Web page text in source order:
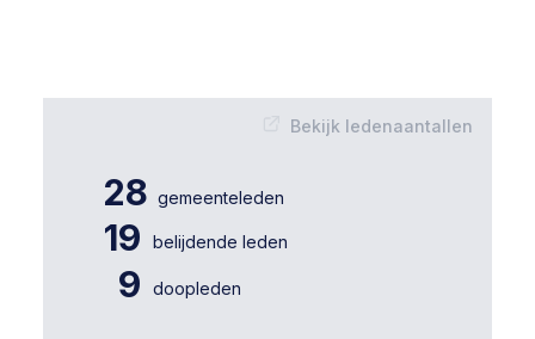
Bekijk ledenaantallen
28 gemeenteleden
19 belijdende leden
9 doopleden